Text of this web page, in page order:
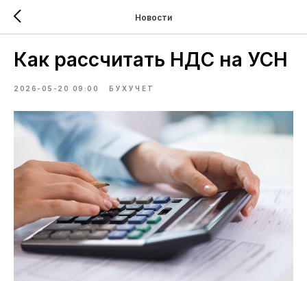
Новости
Как рассчитать НДС на УСН
2026-05-20 09:00 БУХУЧЕТ